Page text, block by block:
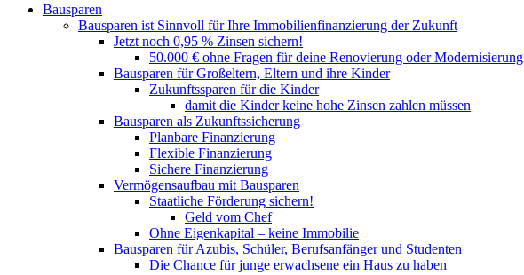
Bausparen
Bausparen ist Sinnvoll für Ihre Immobilienfinanzierung der Zukunft
Jetzt noch 0,95 % Zinsen sichern!
50.000 € ohne Fragen für deine Renovierung oder Modernisierung​
Bausparen für Großeltern, Eltern und ihre Kinder
Zukunftssparen für die Kinder
damit die Kinder keine hohe Zinsen zahlen müssen
Bausparen als Zukunftssicherung​​
Planbare Finanzierung
Flexible Finanzierung
Sichere Finanzierung
Vermögensaufbau mit Bausparen
Staatliche Förderung sichern!
Geld vom Chef
Ohne Eigenkapital – keine Immobilie
Bausparen für Azubis, Schüler, Berufsanfänger und Studenten
Die Chance für junge erwachsene ein Haus zu haben